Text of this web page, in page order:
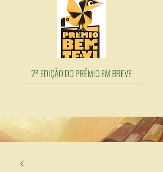
2ª EDIÇÃO DO PRÊMIO EM BREVE